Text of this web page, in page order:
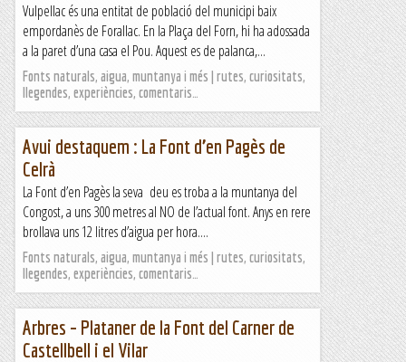
Vulpellac és una entitat de població del municipi baix
empordanès de Forallac. En la Plaça del Forn, hi ha adossada
a la paret d’una casa el Pou. Aquest es de palanca,...
Fonts naturals, aigua, muntanya i més | rutes, curiositats,
llegendes, experiències, comentaris…
Avui destaquem : La Font d’en Pagès de
Celrà
La Font d’en Pagès la seva deu es troba a la muntanya del
Congost, a uns 300 metres al NO de l’actual font. Anys en rere
brollava uns 12 litres d’aigua per hora....
Fonts naturals, aigua, muntanya i més | rutes, curiositats,
llegendes, experiències, comentaris…
Arbres – Plataner de la Font del Carner de
Castellbell i el Vilar